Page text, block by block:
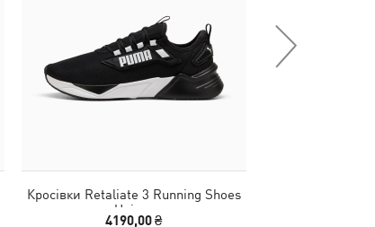
Кросівки Retaliate 3 Running Shoes
Unisex
4190,00 ₴